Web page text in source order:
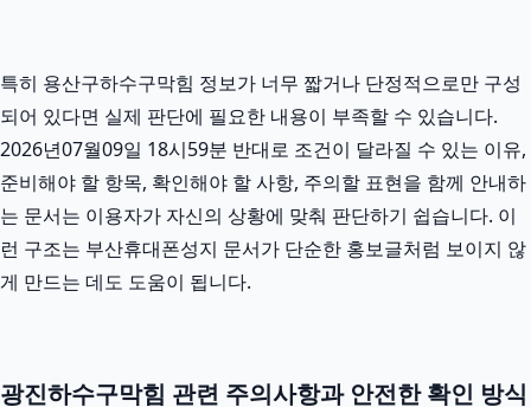
특히 용산구하수구막힘 정보가 너무 짧거나 단정적으로만 구성
되어 있다면 실제 판단에 필요한 내용이 부족할 수 있습니다.
2026년07월09일 18시59분 반대로 조건이 달라질 수 있는 이유,
준비해야 할 항목, 확인해야 할 사항, 주의할 표현을 함께 안내하
는 문서는 이용자가 자신의 상황에 맞춰 판단하기 쉽습니다. 이
런 구조는 부산휴대폰성지 문서가 단순한 홍보글처럼 보이지 않
게 만드는 데도 도움이 됩니다.
광진하수구막힘 관련 주의사항과 안전한 확인 방식